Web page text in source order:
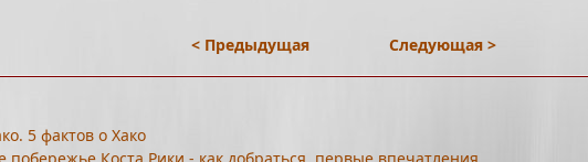
< Предыдущая Следующая >
5 фактов о Хако